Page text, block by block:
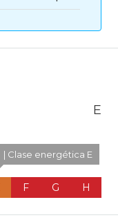
E
| Clase energética E
F G H